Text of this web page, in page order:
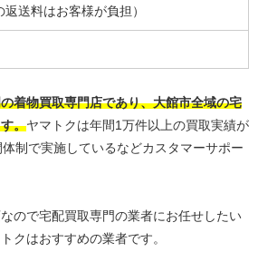
返送料はお客様が負担）
着物買取専門店であり、大館市全域の宅
。ヤマトクは年間1万件以上の買取実績が
制で実施しているなどカスタマーサポー
ので宅配買取専門の業者にお任せしたい
クはおすすめの業者です。